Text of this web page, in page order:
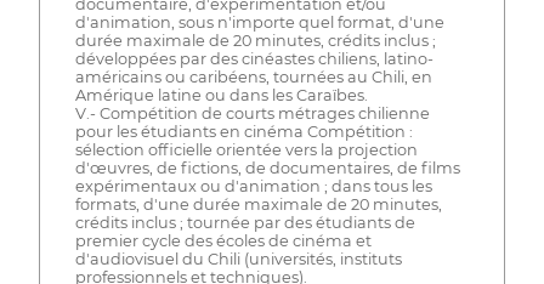
documentaire, d'expérimentation et/ou
d'animation, sous n'importe quel format, d'une
durée maximale de 20 minutes, crédits inclus ;
développées par des cinéastes chiliens, latino-
américains ou caribéens, tournées au Chili, en
Amérique latine ou dans les Caraïbes.
V.- Compétition de courts métrages chilienne
pour les étudiants en cinéma Compétition :
sélection officielle orientée vers la projection
d'œuvres, de fictions, de documentaires, de films
expérimentaux ou d'animation ; dans tous les
formats, d'une durée maximale de 20 minutes,
crédits inclus ; tournée par des étudiants de
premier cycle des écoles de cinéma et
d'audiovisuel du Chili (universités, instituts
professionnels et techniques).